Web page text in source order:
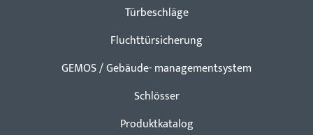
Türbeschläge
Fluchttürsicherung
GEMOS / Gebäude- managementsystem
Schlösser
Produktkatalog